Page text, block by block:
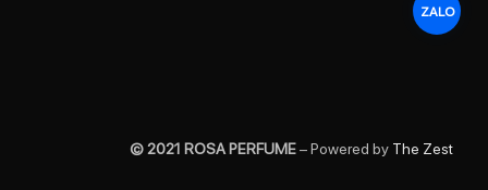
ZALO
© 2021 ROSA PERFUME– Powered by The Zest